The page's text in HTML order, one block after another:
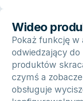
Wideo
Pokaż funkcję
odwiedzający do
produktów
czymś a
obsługuje